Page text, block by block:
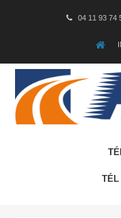
04 11 93 74
TÉL